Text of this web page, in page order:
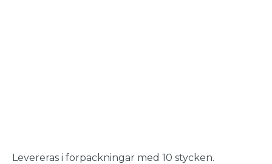
Levereras i förpackningar med 10 stycken.